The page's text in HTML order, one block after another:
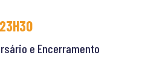
23H30
e Encerramento